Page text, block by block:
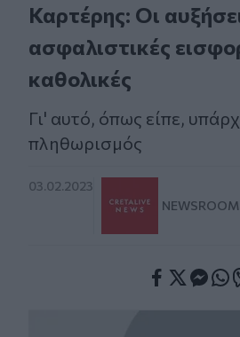
Καρτέρης: Οι
ασφαλιστικές
καθολικές
Γι' αυτό, όπως είπε,
πληθωρισμός
03.02.2023
NEWSROOM